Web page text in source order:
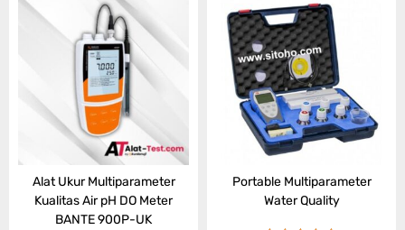
Alat Ukur Multiparameter
Kualitas Air pH DO Meter
BANTE 900P-UK
Portable Multiparameter
Water Quality